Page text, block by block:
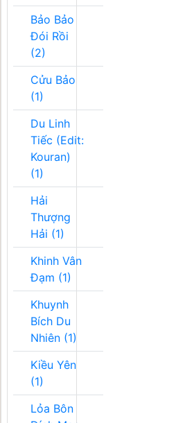
Bảo Bảo
Đói Rồi
(2)
Cửu Bảo
(1)
Du Linh
Tiếc (Edit:
Kouran)
(1)
Hải
Thượng
Hải (1)
Khinh Vân
Đạm (1)
Khuynh
Bích Du
Nhiên (1)
Kiều Yên
(1)
Lỏa Bôn